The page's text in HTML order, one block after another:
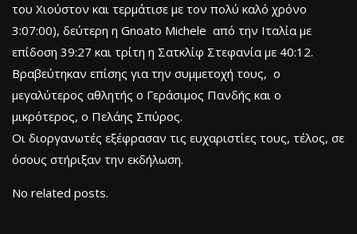
του Χιούστον και τερμάτισε με τον πολύ καλό χρόνο
3:07:00), δεύτερη η Gnoato Michele από την Ιταλία με
επίδοση 39:27 και τρίτη η Σατκλίφ Στεφανία με 40:12.
Βραβεύτηκαν επίσης για την συμμετοχή τους, ο
μεγαλύτερος αθλητής ο Γεράσιμος Πανδής και ο
μικρότερος, ο Πελάης Σπύρος.
Οι διοργανωτές εξέφρασαν τις ευχαριστίες τους, τέλος, σε
όσους στήριξαν την εκδήλωση.
No related posts.